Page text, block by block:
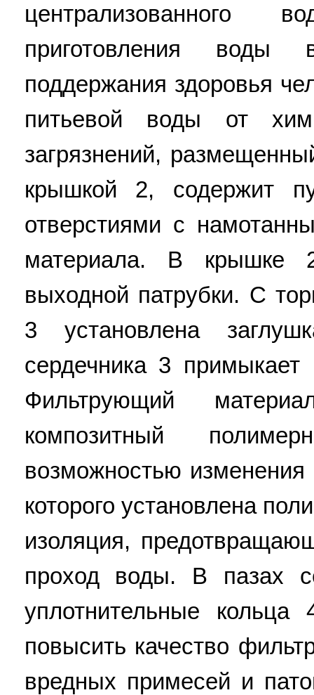
централизованного
приготовления воды
поддержания здоровья
питьевой воды от
загрязнений,
крышкой 2, содержит
отверстиями с
материала. В крышке
выходной патрубки. С
3 установлена
сердечника 3 примыкает
Фильтрующий
композитный
возможностью изменения
которого установлена
изоляция,
проход воды. В пазах
уплотнительные кольца
повысить качество
вредных примесей и